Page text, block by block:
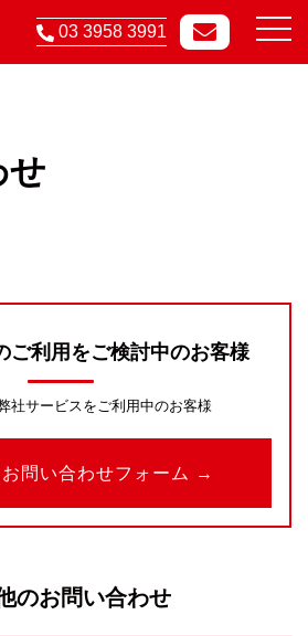
03 3958 3991
せ
ご利用をご検討中のお客様
社サービスをご利用中のお客様
問い合わせフォーム →
のお問い合わせ